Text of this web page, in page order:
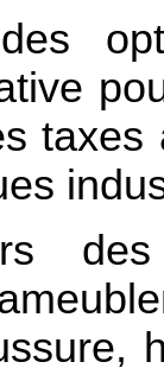
taxes
des